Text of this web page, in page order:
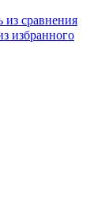
из сравнения
избранного